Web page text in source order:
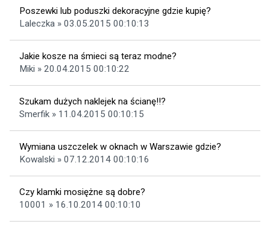
Poszewki lub poduszki dekoracyjne gdzie kupię?
Laleczka » 03.05.2015 00:10:13
Jakie kosze na śmieci są teraz modne?
Miki » 20.04.2015 00:10:22
Szukam dużych naklejek na ścianę!!?
Smerfik » 11.04.2015 00:10:15
Wymiana uszczelek w oknach w Warszawie gdzie?
Kowalski » 07.12.2014 00:10:16
Czy klamki mosiężne są dobre?
10001 » 16.10.2014 00:10:10